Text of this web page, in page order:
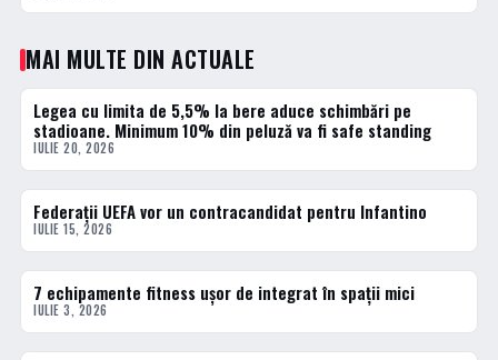
MAI MULTE DIN ACTUALE
ACTUALE
Legea cu limita de 5,5% la bere aduce schimbări pe
stadioane. Minimum 10% din peluză va fi safe standing
IULIE 20, 2026
ACTUALE
Federații UEFA vor un contracandidat pentru Infantino
IULIE 15, 2026
ACTUALE
7 echipamente fitness ușor de integrat în spații mici
IULIE 3, 2026